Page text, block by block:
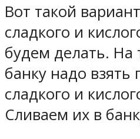
Вот такой
сладкого и
будем делать. На
банку надо взять
сладкого и
Сливаем их в